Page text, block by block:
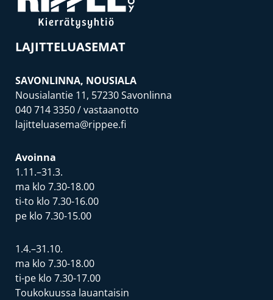
LAJITTELUASEMAT
SAVONLINNA, NOUSIALA
Nousialantie 11, 57230 Savonlinna
040 714 3350/ vastaanotto
lajitteluasema@rippee.fi
Avoinna
1.11.–31.3.
ma klo 7.30-18.00
ti-to klo 7.30-16.00
pe klo 7.30-15.00
1.4.–31.10.
ma klo 7.30-18.00
ti-pe klo 7.30-17.00
Toukokuussa lauantaisin